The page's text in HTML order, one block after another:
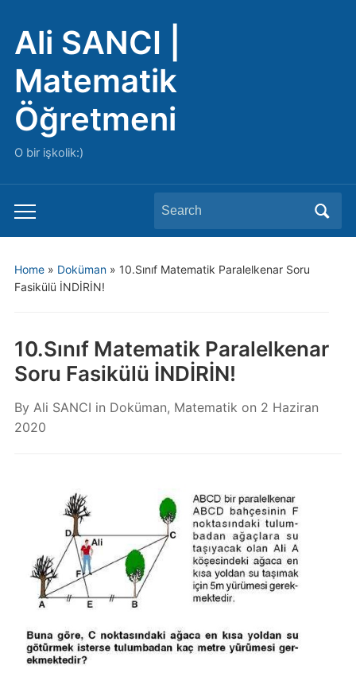
Ali SANCI |
Matematik
Öğretmeni
O bir işkolik:)
Toggle
mobile
Search
for:
Home» Doküman» 10.Sınıf Matematik Paralelkenar Soru
Fasikülü İNDİRİN!
10.Sınıf Matematik Paralelkenar
Soru Fasikülü İNDİRİN!
By Ali SANCI in Doküman, Matematik on 2 Haziran
2020